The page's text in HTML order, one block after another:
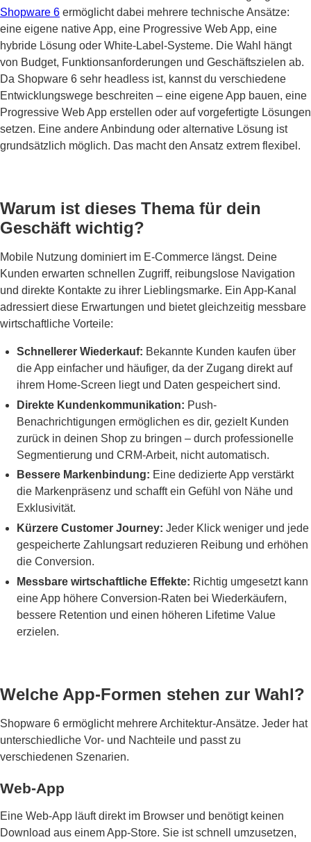
Shopware 6 ermöglicht dabei mehrere technische Ansätze:
eine eigene native App, eine Progressive Web App, eine
hybride Lösung oder White-Label-Systeme. Die Wahl hängt
von Budget, Funktionsanforderungen und Geschäftszielen ab.
Da Shopware 6 sehr headless ist, kannst du verschiedene
Entwicklungswege beschreiten – eine eigene App bauen, eine
Progressive Web App erstellen oder auf vorgefertigte Lösungen
setzen. Eine andere Anbindung oder alternative Lösung ist
grundsätzlich möglich. Das macht den Ansatz extrem flexibel.
Warum ist dieses Thema für dein
Geschäft wichtig?
Mobile Nutzung dominiert im E-Commerce längst. Deine
Kunden erwarten schnellen Zugriff, reibungslose Navigation
und direkte Kontakte zu ihrer Lieblingsmarke. Ein App-Kanal
adressiert diese Erwartungen und bietet gleichzeitig messbare
wirtschaftliche Vorteile:
Schnellerer Wiederkauf: Bekannte Kunden kaufen über
die App einfacher und häufiger, da der Zugang direkt auf
ihrem Home-Screen liegt und Daten gespeichert sind.
Direkte Kundenkommunikation: Push-
Benachrichtigungen ermöglichen es dir, gezielt Kunden
zurück in deinen Shop zu bringen – durch professionelle
Segmentierung und CRM-Arbeit, nicht automatisch.
Bessere Markenbindung: Eine dedizierte App verstärkt
die Markenpräsenz und schafft ein Gefühl von Nähe und
Exklusivität.
Kürzere Customer Journey: Jeder Klick weniger und jede
gespeicherte Zahlungsart reduzieren Reibung und erhöhen
die Conversion.
Messbare wirtschaftliche Effekte: Richtig umgesetzt kann
eine App höhere Conversion-Raten bei Wiederkäufern,
bessere Retention und einen höheren Lifetime Value
erzielen.
Welche App-Formen stehen zur Wahl?
Shopware 6 ermöglicht mehrere Architektur-Ansätze. Jeder hat
unterschiedliche Vor- und Nachteile und passt zu
verschiedenen Szenarien.
Web-App
Eine Web-App läuft direkt im Browser und benötigt keinen
Download aus einem App-Store. Sie ist schnell umzusetzen,